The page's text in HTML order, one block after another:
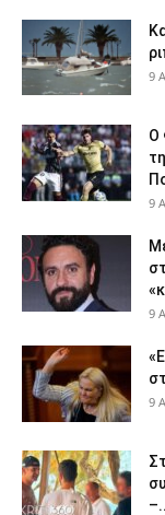
9
Ο
9
9
9